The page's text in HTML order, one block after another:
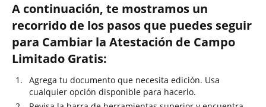
A continuación, te mostramos un
recorrido de los pasos que puedes seguir
para Cambiar la Atestación de Campo
Limitado Gratis:
Agrega tu documento que necesita edición. Usa
cualquier opción disponible para hacerlo.